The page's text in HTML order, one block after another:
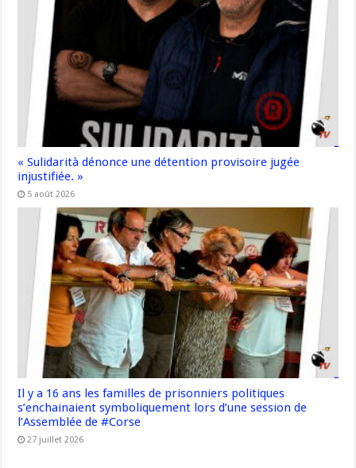
« Sulidarità dénonce une détention provisoire jugée
injustifiée. »
5 août 2026
Il y a 16 ans les familles de prisonniers politiques
s’enchainaient symboliquement lors d’une session de
l’Assemblée de #Corse
27 juillet 2026